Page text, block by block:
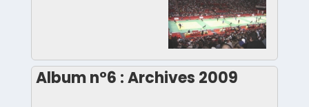
Album n°6 : Archives 2009